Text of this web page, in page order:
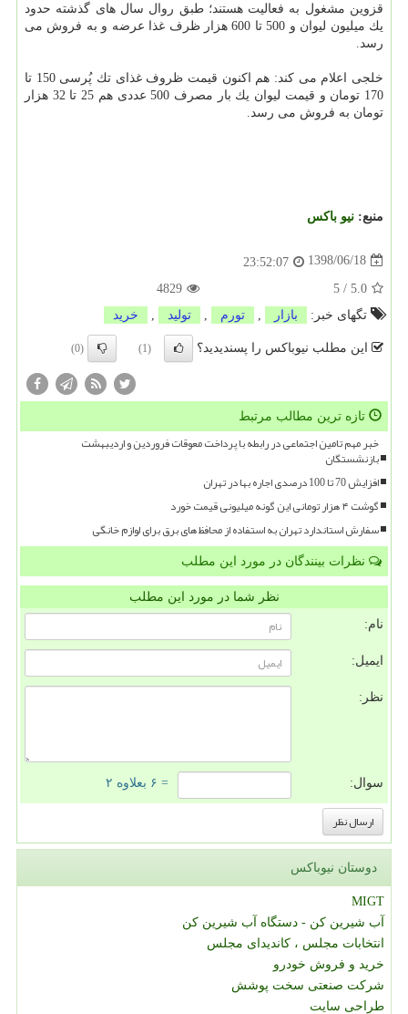
قزوین مشغول به فعالیت هستند؛ طبق روال سال های گذشته حدود
یك میلیون لیوان و 500 تا 600 هزار ظرف غذا عرضه و به فروش می
رسد.
خلجی اعلام می كند: هم اكنون قیمت ظروف غذای تك پُرسی 150 تا
170 تومان و قیمت لیوان یك بار مصرف 500 عددی هم 25 تا 32 هزار
تومان به فروش می رسد.
منبع: نیو باكس
1398/06/18
23:52:07
5.0
/
5
4829
تگهای خبر:
بازار تورم تولید خرید
این مطلب نیوباکس را پسندیدید؟ (1)
(0)
تازه ترین مطالب مرتبط
خبر مهم تامین اجتماعی در رابطه با پرداخت معوقات فروردین و اردیبهشت
بازنشستگان
افزایش 70 تا 100 درصدی اجاره بها در تهران
گوشت ۴ هزار تومانی این گونه میلیونی قیمت خورد
سفارش استاندارد تهران به استفاده از محافظ های برق برای لوازم خانگی
نظرات بینندگان در مورد این مطلب
نظر شما در مورد این مطلب
نام:
ایمیل:
نظر:
سوال: = ۶ بعلاوه ۲
دوستان نیوباکس
MIGT
آب شیرین کن - دستگاه آب شیرین کن
انتخابات مجلس ، کاندیدای مجلس
خرید و فروش خودرو
شرکت صنعتی سخت پوشش
طراحی سایت